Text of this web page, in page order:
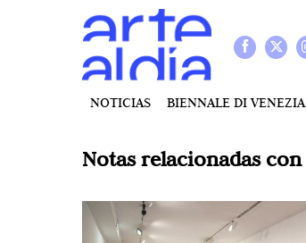
NOTICIAS BIENNALE DI VENEZIA
Notas relacionadas con